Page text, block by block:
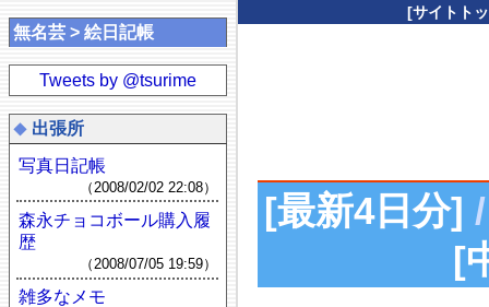
[サイトト
[最新4日分]
[
無名芸 > 絵日記帳
Tweets by @tsurime
出張所
写真日記帳
（2008/02/02 22:08）
森永チョコボール購入履
歴
（2008/07/05 19:59）
雑多なメモ